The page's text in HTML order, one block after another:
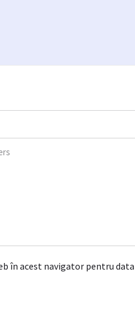
în acest navigator pentru data